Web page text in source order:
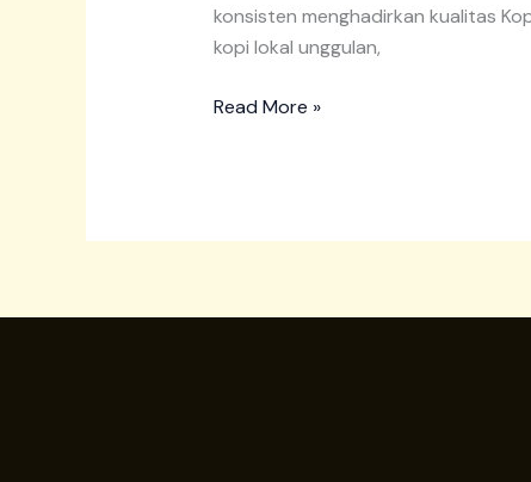
konsisten menghadirkan kualitas
kopi lokal unggulan,
Read More »